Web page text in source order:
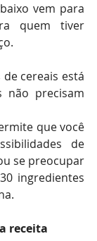
vem para
quem tiver
cereais está
não precisam
que você
de
se preocupar
ingredientes
receita